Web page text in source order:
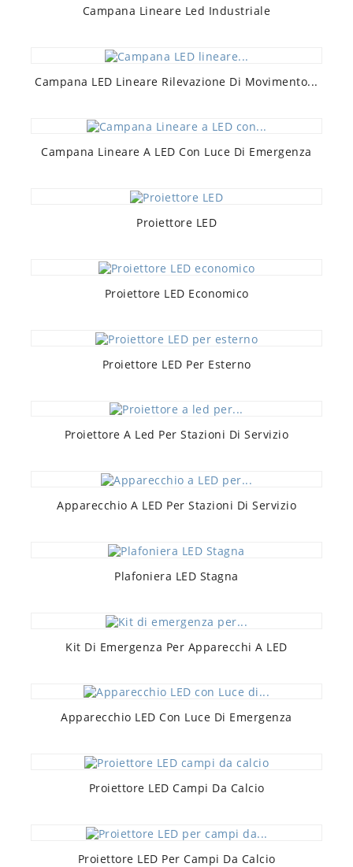
Campana Lineare Led Industriale
Campana LED Lineare Rilevazione Di Movimento...
Campana Lineare A LED Con Luce Di Emergenza
Proiettore LED
Proiettore LED Economico
Proiettore LED Per Esterno
Proiettore A Led Per Stazioni Di Servizio
Apparecchio A LED Per Stazioni Di Servizio
Plafoniera LED Stagna
Kit Di Emergenza Per Apparecchi A LED
Apparecchio LED Con Luce Di Emergenza
Proiettore LED Campi Da Calcio
Proiettore LED Per Campi Da Calcio